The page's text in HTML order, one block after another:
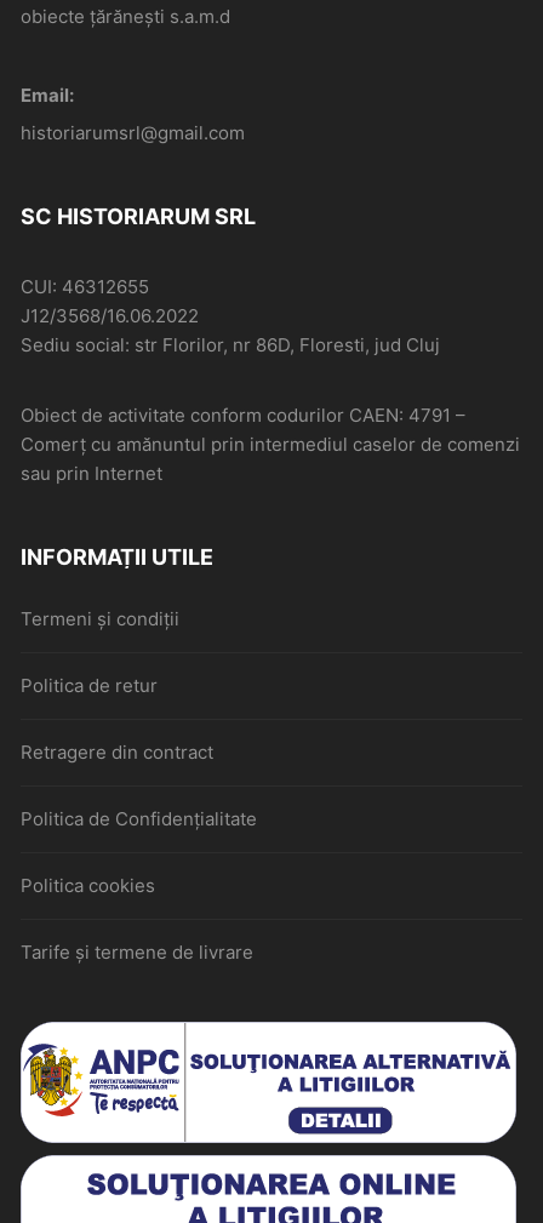
obiecte țărănești s.a.m.d
Email:
historiarumsrl@gmail.com
SC HISTORIARUM SRL
CUI: 46312655
J12/3568/16.06.2022
Sediu social: str Florilor, nr 86D, Floresti, jud Cluj
Obiect de activitate conform codurilor CAEN: 4791 –
Comerţ cu amănuntul prin intermediul caselor de comenzi
sau prin Internet
INFORMAȚII UTILE
Termeni și condiții
Politica de retur
Retragere din contract
Politica de Confidențialitate
Politica cookies
Tarife și termene de livrare